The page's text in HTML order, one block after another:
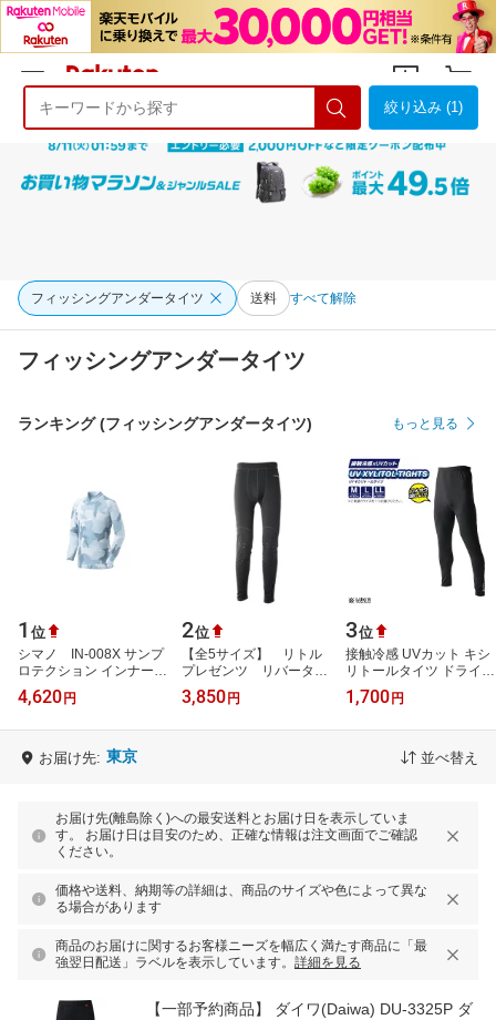
ようこそ 楽天市場へ ログイン
絞り込み (1)
フィッシングアンダータイツ 送料 すべて解除
フィッシングアンダータイツ
ランキング (フィッシングアンダータイツ) もっと見る
1 位
シマノ IN-008X サンプ
ロテクション インナーシ
ャツ ハイネック XL グレ
ーHUNカモ
4,620 円
2位
【全5サイズ】 リトル
プレゼンツ リバータイ
ツ チャコールグレー
P-27 RIVER TIGHTS
3,850 円
3位
接触冷感 UVカット キシ
リトールタイツ ドライ
インナー 吸水速乾 メン
ズ 釣り アウトドア キャ
1,700 円
お届け先: 東京 並べ替え
お届け先(離島除く)への最安送料とお届け日を表示していま
す。 お届け日は目安のため、正確な情報は注文画面でご確認
ください。
価格や送料、納期等の詳細は、商品のサイズや色によって異な
る場合があります
商品のお届けに関するお客様ニーズを幅広く満たす商品に「最
強翌日配送」ラベルを表示しています。 詳細を見る
【一部予約商品】 ダイワ(Daiwa) DU-3325P ダ